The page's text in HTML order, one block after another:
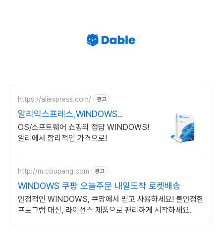
https://aliexpress.com/ 광고
알리익스프레스,WINDOWS
Windows 알리에서!
OS/소프트웨어 쇼핑의 정답 WINDOWS!
알리에서 합리적인 가격으로!
http://m.coupang.com 광고
WINDOWS 쿠팡 오늘주문 내일도착 로켓배송
안정적인 WINDOWS, 쿠팡에서 믿고 사용하세요! 불안정한
프로그램 대신, 라이선스 제품으로 편리하게 시작하세요.